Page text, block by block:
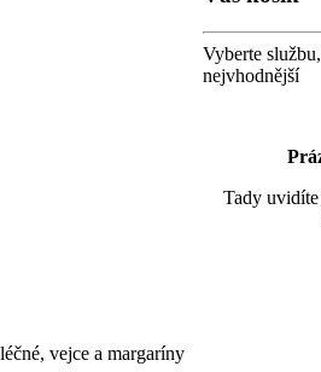
vejce a margaríny
Vyberte
nejvhodnější
Tady